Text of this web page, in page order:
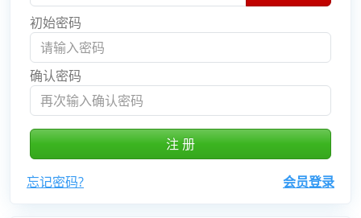
初始密码
确认密码
会员登录
忘记密码?